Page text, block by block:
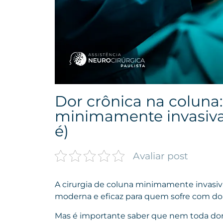
Dor crônica na
minimamente
é)
Avaliar post
A cirurgia de coluna minimamente
moderna e eficaz para quem sofre com
Mas é importante saber que nem toda